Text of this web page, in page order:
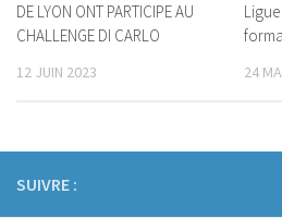
DE LYON ONT PARTICIPE AU
CHALLENGE DI CARLO
12 JUIN 2023 24
SUIVRE :